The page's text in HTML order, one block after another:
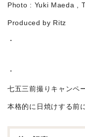
Photo : Yuki Maeda ,
Produced by Ritz
・
・
七五三前撮りキャンペ
本格的に日焼けする前
稿